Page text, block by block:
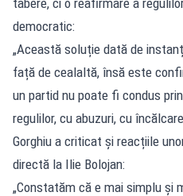
tabere, ci o reafirmare a
democratic:
„Această soluție dată de
față de cealaltă, însă este
un partid nu poate fi condus
regulilor, cu abuzuri, cu
Gorghiu a criticat și reacțiile
directă la Ilie Bolojan:
„Constatăm că e mai simplu și